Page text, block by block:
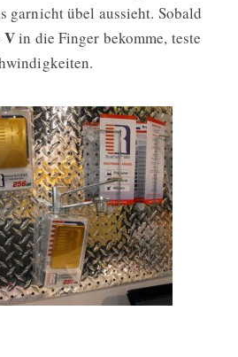
garnicht übel aussieht. Sobald
Vin die Finger bekomme, teste